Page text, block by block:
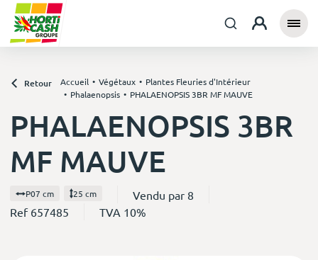
Retour Accueil Végétaux
Plantes Fleuries d'Intérieur
Phalaenopsis
PHALAENOPSIS 3BR MF MAUVE
PHALAENOPSIS 3BR
MF MAUVE
P07 cm 25 cm
Vendu par 8
Ref 657485
TVA 10%